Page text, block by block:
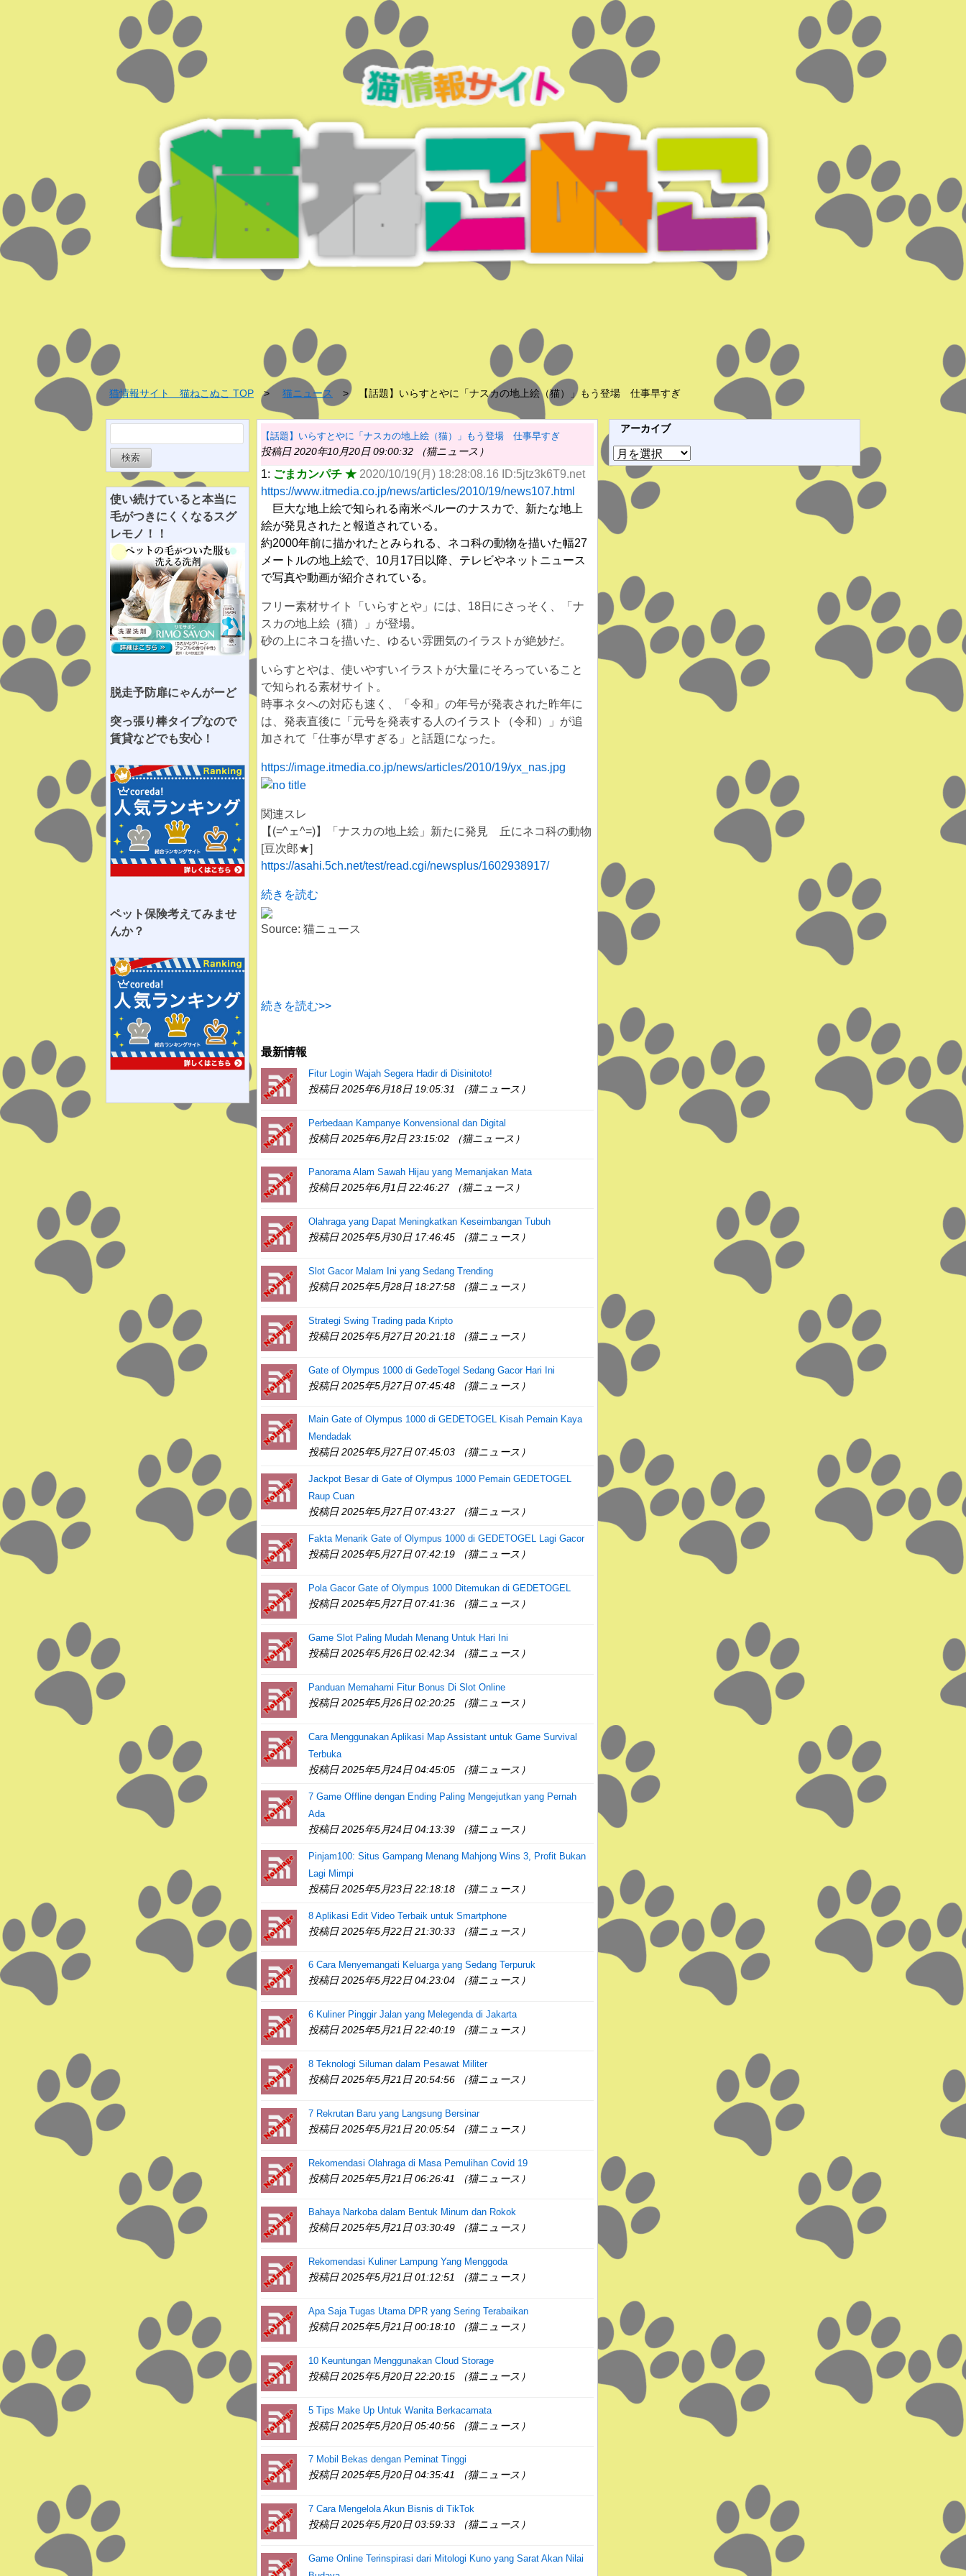
猫情報サイト 猫ねこぬこ TOP 猫ニュース 【話題】いらすとやに「ナスカの地上絵（猫）」もう登場 仕事早すぎ
索:
使い続けていると本当に
毛がつきにくくなるスグ
レモノ！！
脱走予防扉にゃんがーど
突っ張り棒タイプなので
賃貸などでも安心！
ペット保険考えてみませ
んか？
【話題】いらすとやに「ナスカの地上絵（猫）」もう登場 仕事早すぎ
投稿日 2020年10月20日 09:00:32 （猫ニュース）
1: ごまカンパチ ★ 2020/10/19(月) 18:28:08.16 ID:5jtz3k6T9.net
https://www.itmedia.co.jp/news/articles/2010/19/news107.html
巨大な地上絵で知られる南米ペルーのナスカで、新たな地上
絵が発見されたと報道されている。
約2000年前に描かれたとみられる、ネコ科の動物を描いた幅27
メートルの地上絵で、10月17日以降、テレビやネットニュース
で写真や動画が紹介されている。
フリー素材サイト「いらすとや」には、18日にさっそく、「ナ
スカの地上絵（猫）」が登場。
砂の上にネコを描いた、ゆるい雰囲気のイラストが絶妙だ。
いらすとやは、使いやすいイラストが大量にそろっていること
で知られる素材サイト。
時事ネタへの対応も速く、「令和」の年号が発表された昨年に
は、発表直後に「元号を発表する人のイラスト（令和）」が追
加されて「仕事が早すぎる」と話題になった。
https://image.itmedia.co.jp/news/articles/2010/19/yx_nas.jpg
関連スレ
【(=^ェ^=)】「ナスカの地上絵」新たに発見 丘にネコ科の動物
[豆次郎★]
https://asahi.5ch.net/test/read.cgi/newsplus/1602938917/
続きを読む
Source: 猫ニュース
続きを読む>>
最新情報
Fitur Login Wajah Segera Hadir di Disinitoto!
投稿日 2025年6月18日 19:05:31 （猫ニュース）
Perbedaan Kampanye Konvensional dan Digital
投稿日 2025年6月2日 23:15:02 （猫ニュース）
Panorama Alam Sawah Hijau yang Memanjakan Mata
投稿日 2025年6月1日 22:46:27 （猫ニュース）
Olahraga yang Dapat Meningkatkan Keseimbangan Tubuh
投稿日 2025年5月30日 17:46:45 （猫ニュース）
Slot Gacor Malam Ini yang Sedang Trending
投稿日 2025年5月28日 18:27:58 （猫ニュース）
Strategi Swing Trading pada Kripto
投稿日 2025年5月27日 20:21:18 （猫ニュース）
Gate of Olympus 1000 di GedeTogel Sedang Gacor Hari Ini
投稿日 2025年5月27日 07:45:48 （猫ニュース）
Main Gate of Olympus 1000 di GEDETOGEL Kisah Pemain Kaya
Mendadak
投稿日 2025年5月27日 07:45:03 （猫ニュース）
Jackpot Besar di Gate of Olympus 1000 Pemain GEDETOGEL
Raup Cuan
投稿日 2025年5月27日 07:43:27 （猫ニュース）
Fakta Menarik Gate of Olympus 1000 di GEDETOGEL Lagi Gacor
投稿日 2025年5月27日 07:42:19 （猫ニュース）
Pola Gacor Gate of Olympus 1000 Ditemukan di GEDETOGEL
投稿日 2025年5月27日 07:41:36 （猫ニュース）
Game Slot Paling Mudah Menang Untuk Hari Ini
投稿日 2025年5月26日 02:42:34 （猫ニュース）
Panduan Memahami Fitur Bonus Di Slot Online
投稿日 2025年5月26日 02:20:25 （猫ニュース）
Cara Menggunakan Aplikasi Map Assistant untuk Game Survival
Terbuka
投稿日 2025年5月24日 04:45:05 （猫ニュース）
7 Game Offline dengan Ending Paling Mengejutkan yang Pernah
Ada
投稿日 2025年5月24日 04:13:39 （猫ニュース）
Pinjam100: Situs Gampang Menang Mahjong Wins 3, Profit Bukan
Lagi Mimpi
投稿日 2025年5月23日 22:18:18 （猫ニュース）
8 Aplikasi Edit Video Terbaik untuk Smartphone
投稿日 2025年5月22日 21:30:33 （猫ニュース）
6 Cara Menyemangati Keluarga yang Sedang Terpuruk
投稿日 2025年5月22日 04:23:04 （猫ニュース）
6 Kuliner Pinggir Jalan yang Melegenda di Jakarta
投稿日 2025年5月21日 22:40:19 （猫ニュース）
8 Teknologi Siluman dalam Pesawat Militer
投稿日 2025年5月21日 20:54:56 （猫ニュース）
7 Rekrutan Baru yang Langsung Bersinar
投稿日 2025年5月21日 20:05:54 （猫ニュース）
Rekomendasi Olahraga di Masa Pemulihan Covid 19
投稿日 2025年5月21日 06:26:41 （猫ニュース）
Bahaya Narkoba dalam Bentuk Minum dan Rokok
投稿日 2025年5月21日 03:30:49 （猫ニュース）
Rekomendasi Kuliner Lampung Yang Menggoda
投稿日 2025年5月21日 01:12:51 （猫ニュース）
Apa Saja Tugas Utama DPR yang Sering Terabaikan
投稿日 2025年5月21日 00:18:10 （猫ニュース）
10 Keuntungan Menggunakan Cloud Storage
投稿日 2025年5月20日 22:20:15 （猫ニュース）
5 Tips Make Up Untuk Wanita Berkacamata
投稿日 2025年5月20日 05:40:56 （猫ニュース）
7 Mobil Bekas dengan Peminat Tinggi
投稿日 2025年5月20日 04:35:41 （猫ニュース）
7 Cara Mengelola Akun Bisnis di TikTok
投稿日 2025年5月20日 03:59:33 （猫ニュース）
Game Online Terinspirasi dari Mitologi Kuno yang Sarat Akan Nilai
アーカイブ
ア
ー
カ